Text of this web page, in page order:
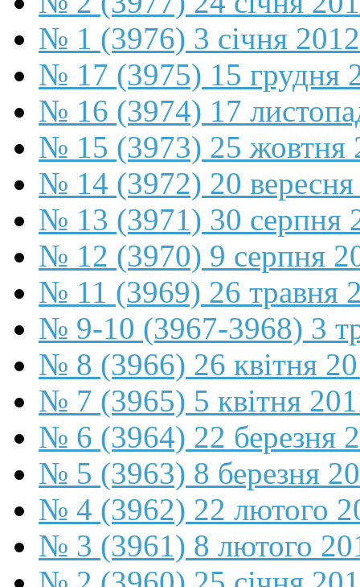
№ 1 (3976) 3 січня 2012
№ 17 (3975) 15 грудня
№ 16 (3974) 17
№ 15 (3973) 25 жовтня
№ 14 (3972) 20 вересня
№ 13 (3971) 30 серпня
№ 12 (3970) 9 серпня
№ 11 (3969) 26 травня
№ 9-10 (3967-3968) 3
№ 8 (3966) 26 квітня
№ 7 (3965) 5 квітня
№ 6 (3964) 22 березня
№ 5 (3963) 8 березня
№ 4 (3962) 22 лютого
№ 3 (3961) 8 лютого